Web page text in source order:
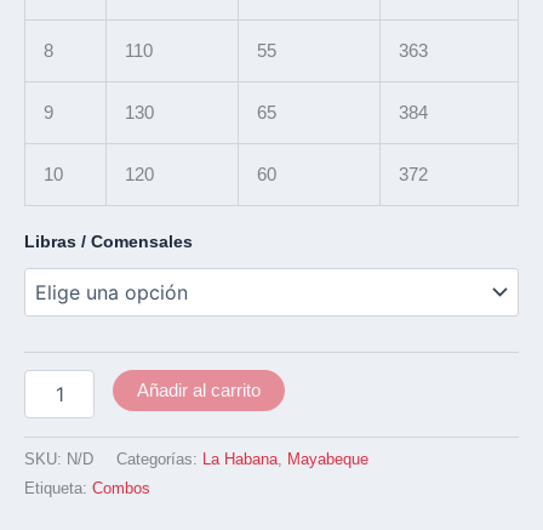
8 110 55 363
9 130 65 384
10 120 60 372
Libras / Comensales
Añadir al carrito
SKU: N/D Categorías: La Habana, Mayabeque
Etiqueta: Combos